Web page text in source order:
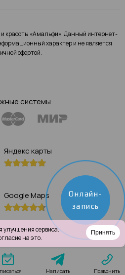
красоты «Амальфи». Данный интернет-
характер и не является
офертой.
системы
Яндекс карты
Google Maps
Написать Позвонить
Онлайн-
запись
улучшения сервиса.
на это.
Принять